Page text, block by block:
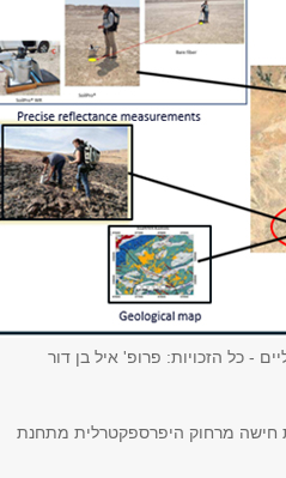
- כל הזכויות: פרופ' איל בן דור
חישה מרחוק היפרספקטרלית מתחנת